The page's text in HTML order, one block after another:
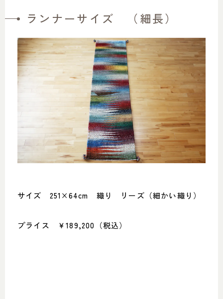
ランナーサイズ （細長）
サイズ 251×64cm 織り リーズ（細かい織り）
プライス ￥189,200（税込）